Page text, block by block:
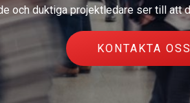
och duktiga projektledare ser till att
KONTAKTA OSS